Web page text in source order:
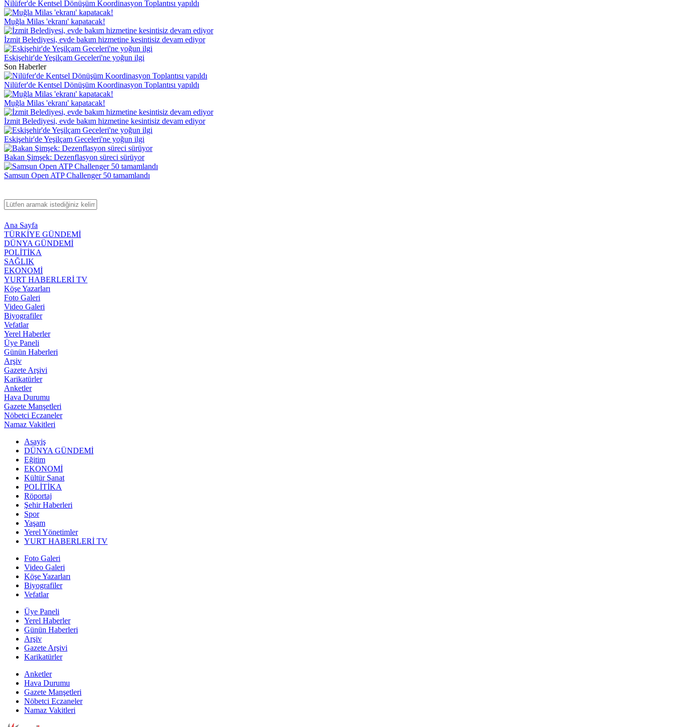
Nilüfer'de Kentsel Dönüşüm Koordinasyon Toplantısı yapıldı
Muğla Milas 'ekranı' kapatacak!
İzmit Belediyesi, evde bakım hizmetine kesintisiz devam ediyor
Eskişehir'de Yeşilçam Geceleri'ne yoğun ilgi
Son Haberler
Nilüfer'de Kentsel Dönüşüm Koordinasyon Toplantısı yapıldı
Muğla Milas 'ekranı' kapatacak!
İzmit Belediyesi, evde bakım hizmetine kesintisiz devam ediyor
Eskişehir'de Yeşilçam Geceleri'ne yoğun ilgi
Bakan Şimşek: Dezenflasyon süreci sürüyor
Samsun Open ATP Challenger 50 tamamlandı
Ana Sayfa
TÜRKİYE GÜNDEMİ
DÜNYA GÜNDEMİ
POLİTİKA
SAĞLIK
EKONOMİ
YURT HABERLERİ TV
Köşe Yazarları
Foto Galeri
Video Galeri
Biyografiler
Vefatlar
Yerel Haberler
Üye Paneli
Günün Haberleri
Arşiv
Gazete Arşivi
Karikatürler
Anketler
Hava Durumu
Gazete Manşetleri
Nöbetci Eczaneler
Namaz Vakitleri
Asayiş
DÜNYA GÜNDEMİ
Eğitim
EKONOMİ
Kültür Sanat
POLİTİKA
Röportaj
Şehir Haberleri
Spor
Yaşam
Yerel Yönetimler
YURT HABERLERİ TV
Foto Galeri
Video Galeri
Köşe Yazarları
Biyografiler
Vefatlar
Üye Paneli
Yerel Haberler
Günün Haberleri
Arşiv
Gazete Arşivi
Karikatürler
Anketler
Hava Durumu
Gazete Manşetleri
Nöbetci Eczaneler
Namaz Vakitleri